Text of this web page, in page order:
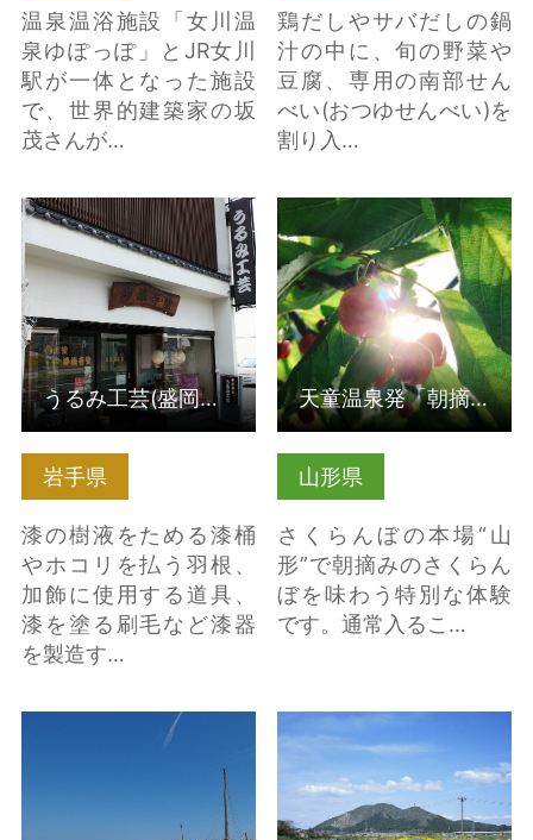
温泉温浴施設「女川温
泉ゆぽっぽ」とJR女川
駅が一体となった施設
で、世界的建築家の坂
茂さんが…
鶏だしやサバだしの鍋
汁の中に、旬の野菜や
豆腐、専用の南部せん
べい(おつゆせんべい)を
割り入…
岩手県
漆の樹液をためる漆桶
やホコリを払う羽根、
加飾に使用する道具、
漆を塗る刷毛など漆器
を製造す…
うるみ工芸(盛岡小さな
博物館) の詳細はこちら
うるみ工芸(盛岡小さな博物館)
山形県
さくらんぼの本場“山
形”で朝摘みのさくらん
ぼを味わう特別な体験
です。通常入るこ…
天童温泉発「朝摘みさ
くらんぼ狩り30分食べ
比べ放題 -畑でドリ… の
詳細はこちら
天童温泉発「朝摘みさくらんぼ狩り30分食べ比べ放題 -畑でドリ…
復元北前型弁才船「み
ちのく丸」 の詳細はこ
森山森林公園（秋田県
五城目町） の詳細はこ
ちら